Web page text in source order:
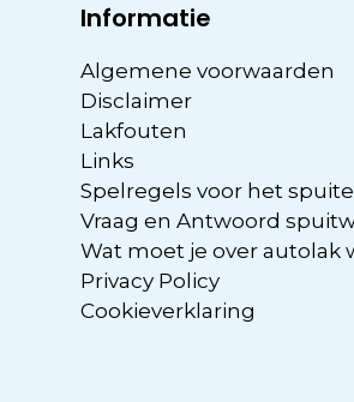
Informatie
Algemene voorwaarden
Disclaimer
Lakfouten
Links
Spelregels voor het
Vraag en Antwoord
Wat moet je over autolak
Privacy Policy
Cookieverklaring